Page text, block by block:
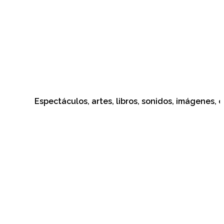
Espectáculos, artes, libros, sonidos, imágenes,